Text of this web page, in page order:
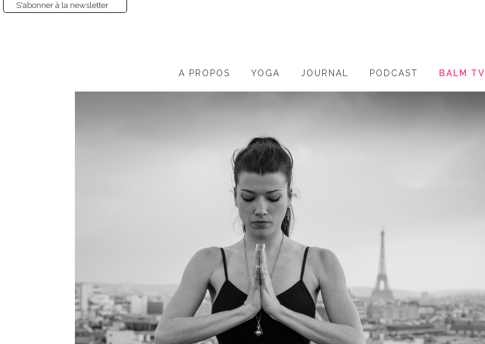
S'abonner à la newsletter
A PROPOS YOGA JOURNAL PODCAST BALM TV